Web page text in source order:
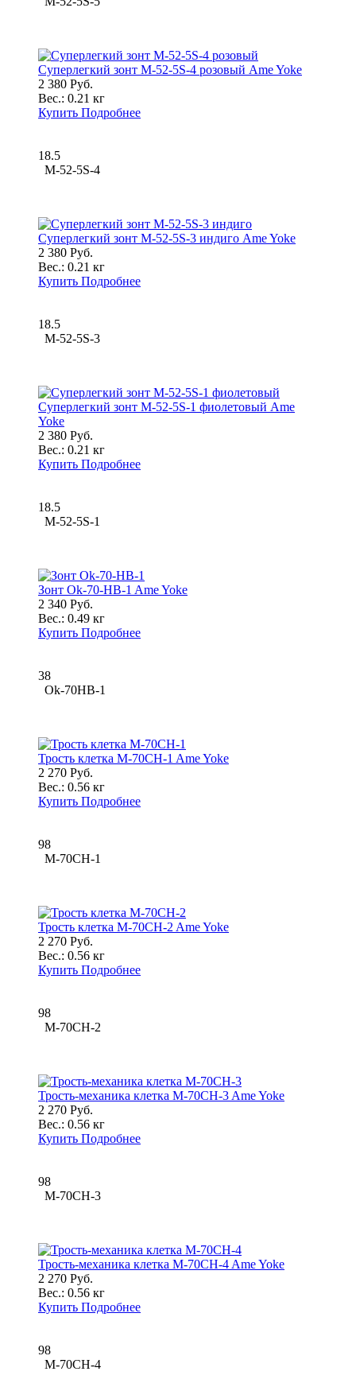
Суперлегкий зонт M-52-5S-4 розовый Ame Yoke
2 380 Руб.
Вес.: 0.21 кг
Купить Подробнее
18.5
M-52-5S-4
Суперлегкий зонт M-52-5S-3 индиго Ame Yoke
2 380 Руб.
Вес.: 0.21 кг
Купить Подробнее
18.5
M-52-5S-3
Суперлегкий зонт M-52-5S-1 фиолетовый Ame
Yoke
2 380 Руб.
Вес.: 0.21 кг
Купить Подробнее
18.5
M-52-5S-1
Зонт Ok-70-HB-1 Ame Yoke
2 340 Руб.
Вес.: 0.49 кг
Купить Подробнее
38
Ok-70HB-1
Трость клетка M-70CH-1 Ame Yoke
2 270 Руб.
Вес.: 0.56 кг
Купить Подробнее
98
M-70CH-1
Трость клетка M-70CH-2 Ame Yoke
2 270 Руб.
Вес.: 0.56 кг
Купить Подробнее
98
M-70CH-2
Трость-механика клетка M-70CH-3 Ame Yoke
2 270 Руб.
Вес.: 0.56 кг
Купить Подробнее
98
M-70CH-3
Трость-механика клетка M-70CH-4 Ame Yoke
2 270 Руб.
Вес.: 0.56 кг
Купить Подробнее
98
M-70CH-4